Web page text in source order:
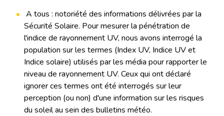
A tous : notoriété des informations délivrées par la
Sécurité Solaire. Pour mesurer la pénétration de
l'indice de rayonnement UV, nous avons interrogé la
population sur les termes (Index UV, Indice UV et
Indice solaire) utilisés par les média pour rapporter le
niveau de rayonnement UV. Ceux qui ont déclaré
ignorer ces termes ont été interrogés sur leur
perception (ou non) d'une information sur les risques
du soleil au sein des bulletins météo.